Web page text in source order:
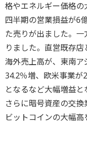
格やエネルギー価格
四半期の営業損益が6
た売りが出ました。
りました。直営既存
海外売上高が、東南
34.2％増、欧米事業が
となるなど大幅増益と
さらに暗号資産の交
ビットコインの大幅高